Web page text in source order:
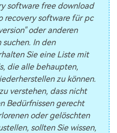
software free download
recovery software für pc
oder anderen
In den
Sie eine Liste mit
die alle behaupten,
zu können.
verstehen, dass nicht
Bedürfnissen gerecht
oder gelöschten
sollten Sie wissen,